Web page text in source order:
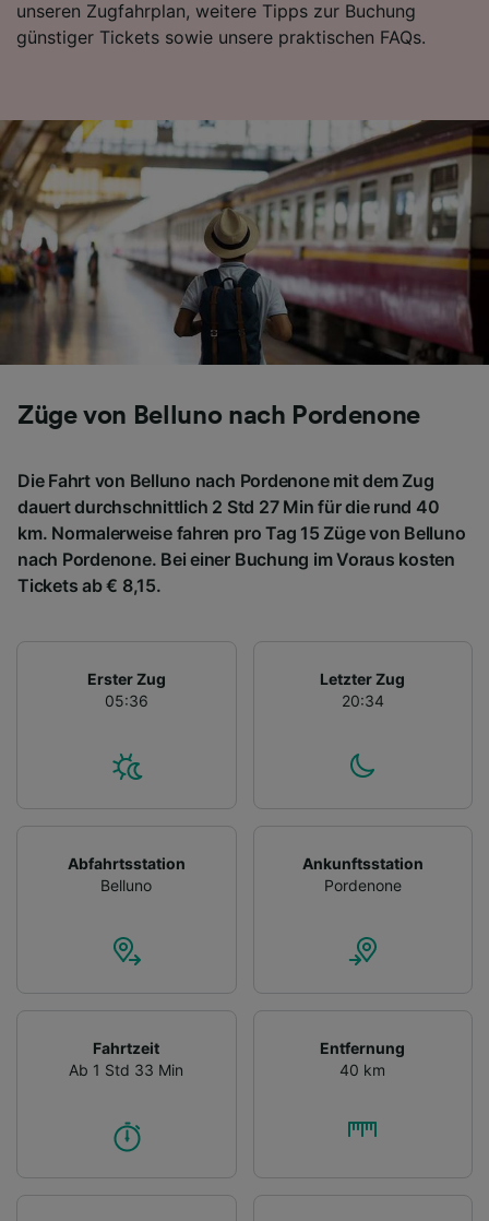
unseren Zugfahrplan, weitere Tipps zur Buchung
günstiger Tickets sowie unsere praktischen FAQs.
Züge von Belluno nach Pordenone
Die Fahrt von Belluno nach Pordenone mit dem Zug
dauert durchschnittlich 2 Std 27 Min für die rund 40
km. Normalerweise fahren pro Tag 15 Züge von Belluno
nach Pordenone. Bei einer Buchung im Voraus kosten
Tickets ab € 8,15.
Erster Zug
05:36
Letzter Zug
20:34
Abfahrtsstation
Belluno
Ankunftsstation
Pordenone
Fahrtzeit
Ab 1 Std 33 Min
Entfernung
40 km
Folgendes bereitzustellen:
Verwendung genauer Standortdaten.
Personalisierte Werbung und Inhalte, Messung
von Werbeleistung und der Performance von
Inhalten, Zielgruppenforschung sowie
Entwicklung und Verbesserung von
Angeboten.
Liste der Partner (Lieferanten)